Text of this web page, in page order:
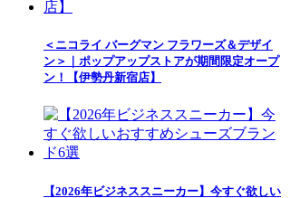
＜ニコライ バーグマン フラワーズ＆デザイ
ン＞｜ポップアップストアが期間限定オープ
ン！【伊勢丹新宿店】
【2026年ビジネススニーカー】今すぐ欲しい